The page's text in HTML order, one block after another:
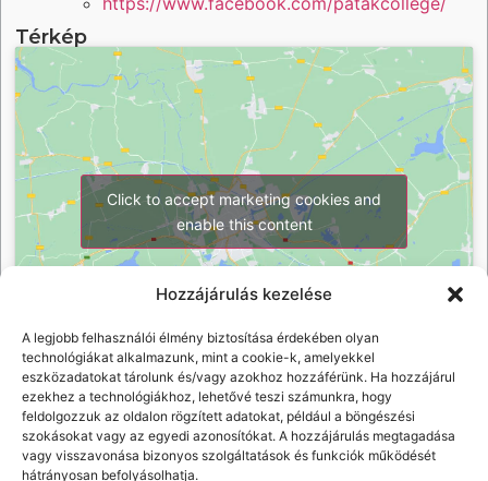
Hozzájárulás kezelése
A legjobb felhasználói élmény biztosítása érdekében olyan
technológiákat alkalmazunk, mint a cookie-k, amelyekkel
eszközadatokat tárolunk és/vagy azokhoz hozzáférünk. Ha hozzájárul
ezekhez a technológiákhoz, lehetővé teszi számunkra, hogy
feldolgozzuk az oldalon rögzített adatokat, például a böngészési
szokásokat vagy az egyedi azonosítókat. A hozzájárulás megtagadása
vagy visszavonása bizonyos szolgáltatások és funkciók működését
hátrányosan befolyásolhatja.
Térkép
Click to accept marketing cookies and
enable this content